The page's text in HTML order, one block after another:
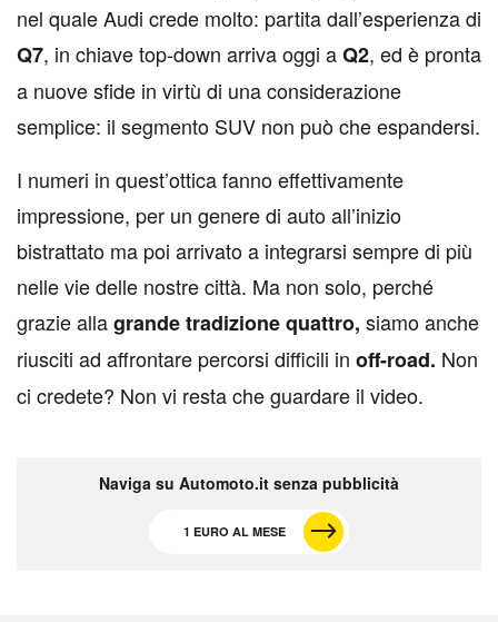
nel quale Audi crede molto: partita dall’esperienza di
Q7, in chiave top-down arriva oggi aQ2, ed è pronta
a nuove sfide in virtù di una considerazione
semplice: il segmento SUV non può che espandersi.
I numeri in quest’ottica fanno effettivamente
impressione, per un genere di auto all’inizio
bistrattato ma poi arrivato a integrarsi sempre di più
nelle vie delle nostre città. Ma non solo, perché
grazie allagrande tradizione quattro, siamo anche
riusciti ad affrontare percorsi difficili in off-road. Non
ci credete? Non vi resta che guardare il video.
Naviga su Automoto.it senza pubblicità
1 EURO AL MESE